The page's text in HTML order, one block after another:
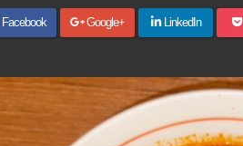
Facebook Google+ LinkedIn